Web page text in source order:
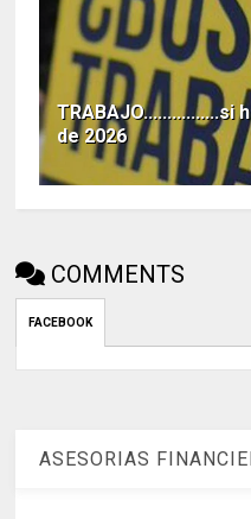
TRABAJO................si
de 2026
COMMENTS
FACEBOOK
ASESORIAS